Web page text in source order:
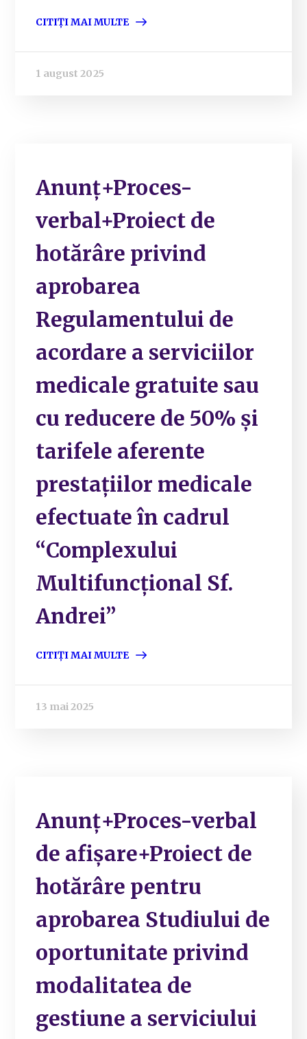
CITIȚI MAI MULTE
1 august 2025
Anunț+Proces-
verbal+Proiect de
hotărâre privind
aprobarea
Regulamentului de
acordare a serviciilor
medicale gratuite sau
cu reducere de 50% și
tarifele aferente
prestațiilor medicale
efectuate în cadrul
“Complexului
Multifuncțional Sf.
Andrei”
CITIȚI MAI MULTE
13 mai 2025
Anunț+Proces-verbal
de afișare+Proiect de
hotărâre pentru
aprobarea Studiului de
oportunitate privind
modalitatea de
gestiune a serviciului